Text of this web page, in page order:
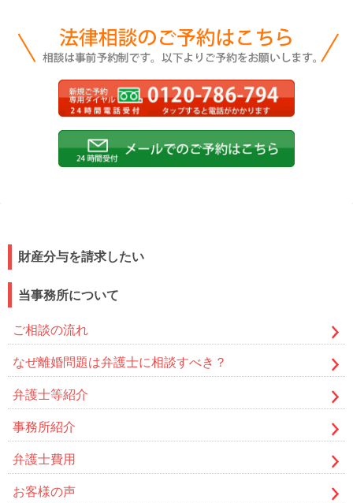
財産分与を請求したい
当事務所について
ご相談の流れ
なぜ離婚問題は弁護士に相談すべき？
弁護士等紹介
事務所紹介
弁護士費用
お客様の声